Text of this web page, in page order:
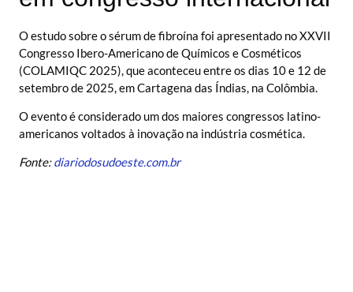
O estudo sobre o sérum de fibroína foi apresentado no XXVII
Congresso Ibero-Americano de Químicos e Cosméticos
(COLAMIQC 2025), que aconteceu entre os dias 10 e 12 de
setembro de 2025, em Cartagena das Índias, na Colômbia.
O evento é considerado um dos maiores congressos latino-
americanos voltados à inovação na indústria cosmética.
Fonte:diariodosudoeste.com.br